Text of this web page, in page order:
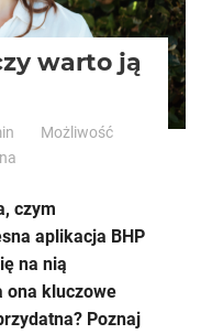
warto ją
Możliwość
czym
aplikacja BHP
na nią
ona kluczowe
Poznaj